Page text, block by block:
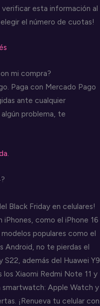
verificar esta información al
el número de cuotas!
mi compra?
Paga con Mercado Pago
ante cualquier
problema, te
Black Friday en celulares!
como el iPhone 16
populares como el
Android, no te pierdas el
S22, además del Huawei Y9
los Xiaomi Redmi Note 11 y
smartwatch: Apple Watch y
¡Renueva tu celular con